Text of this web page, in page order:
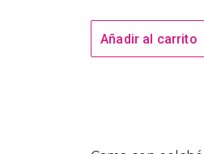
Añadir al carrito